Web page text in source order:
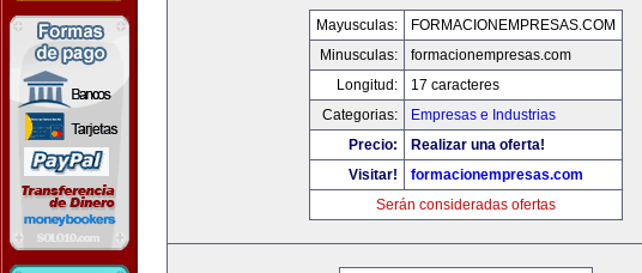
Mayusculas:
FORMACIONEMPRESAS.COM
Minusculas:
formacionempresas.com
Longitud:
17 caracteres
Categorias:
Empresas e Industrias
Precio:
Realizar una oferta!
Visitar!
formacionempresas.com
Serán consideradas ofertas